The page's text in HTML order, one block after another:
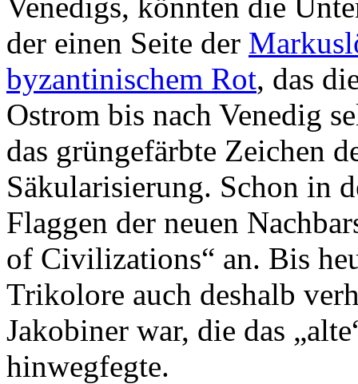
der einen Seite der
byzantinischem Rot, das
Ostrom bis nach Venedig
das grüngefärbte Zeichen
Säkularisierung. Schon in
Flaggen der neuen
of Civilizations“ an. Bis
Trikolore auch deshalb
Jakobiner war, die das
hinwegfegte.